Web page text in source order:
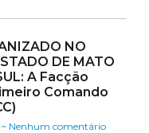
NO
DE MATO
A Facção
Comando
Nenhum comentário